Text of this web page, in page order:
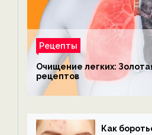
Рецепты
Очищение легких:
рецептов
Как